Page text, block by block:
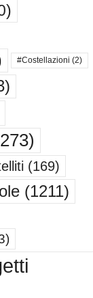
#Costellazioni (2)
(169)
(1211)